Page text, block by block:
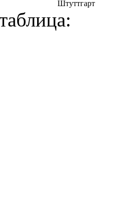
Штуттгарт